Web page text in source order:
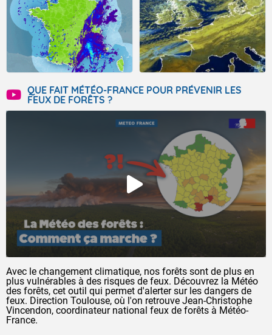
QUE FAIT MÉTÉO-FRANCE POUR PRÉVENIR LES
FEUX DE FORÊTS ?
Avec le changement climatique, nos forêts sont de plus en
plus vulnérables à des risques de feux. Découvrez la Météo
des forêts, cet outil qui permet d'alerter sur les dangers de
feux. Direction Toulouse, où l'on retrouve Jean-Christophe
Vincendon, coordinateur national feux de forêts à Météo-
France.